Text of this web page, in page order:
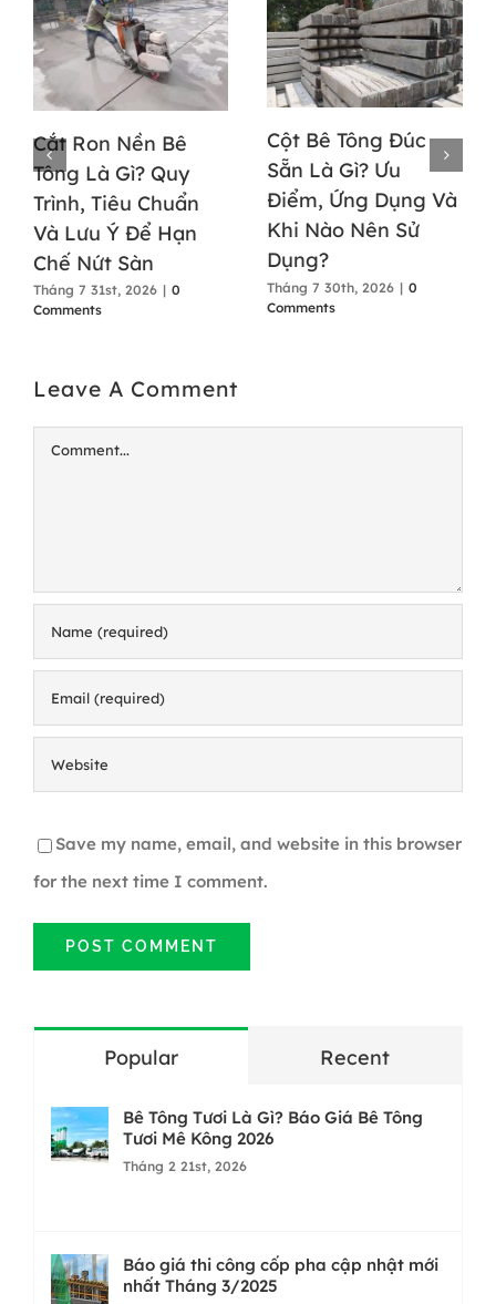
Cắt Ron Nền Bê
Tông Là Gì? Quy
Trình, Tiêu Chuẩn
Và Lưu Ý Để Hạn
Chế Nứt Sàn
Tháng 7 31st, 2026 | 0
Comments
Cột Bê Tông Đúc
Sẵn Là Gì? Ưu
Điểm, Ứng Dụng Và
Khi Nào Nên Sử
Dụng?
Tháng 7 30th, 2026 | 0
Comments
Leave A Comment
Comment
Save my name, email, and website in this browser
for the next time I comment.
Popular Recent
Bê Tông Tươi Là Gì? Báo Giá Bê Tông
Tươi Mê Kông 2026
Tháng 2 21st, 2026
Báo giá thi công cốp pha cập nhật mới
nhất Tháng 3/2025